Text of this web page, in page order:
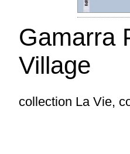
Gamarra
Village
collection La Vie,